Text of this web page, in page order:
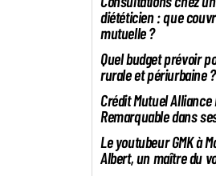
diététicien : que
mutuelle ?
Quel budget prévoir
rurale et périurbaine ?
Crédit Mutuel Alliance
Remarquable dans
Le youtubeur GMK à
Albert, un maître du